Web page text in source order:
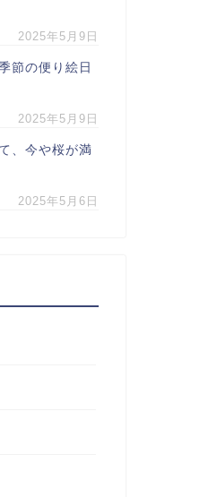
2025年5月9日
節の便り絵日
2025年5月9日
、今や桜が満
2025年5月6日